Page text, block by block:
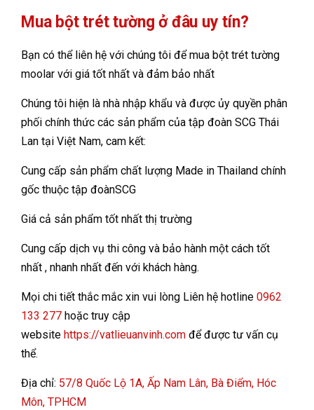
Mua bột trét tường ở đâu uy tín?
Bạn có thể liên hệ với chúng tôi để mua bột trét tường
moolar với giá tốt nhất và đảm bảo nhất
Chúng tôi hiện là nhà nhập khẩu và được ủy quyền phân
phối chính thức các sản phẩm của tập đoàn SCG Thái
Lan tại Việt Nam, cam kết:
Cung cấp sản phẩm chất lượng Made in Thailand chính
gốc thuộc tập đoànSCG
Giá cả sản phẩm tốt nhất thị trường
Cung cấp dịch vụ thi công và bảo hành một cách tốt
nhất , nhanh nhất đến với khách hàng.
Mọi chi tiết thắc mắc xin vui lòng Liên hệ hotline 0962
133 277 hoặc truy cập
website https://vatlieuanvinh.com để được tư vấn cụ
thể.
Địa chỉ: 57/8 Quốc Lộ 1A, Ấp Nam Lân, Bà Điểm, Hóc
Môn, TPHCM